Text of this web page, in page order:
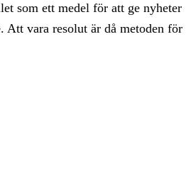
som ett medel för att ge nyheter
Att vara resolut är då metoden för